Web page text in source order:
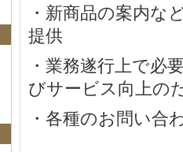
・新商品の案内な
提供
・業務遂行上で必
びサービス向上の
・各種のお問い合